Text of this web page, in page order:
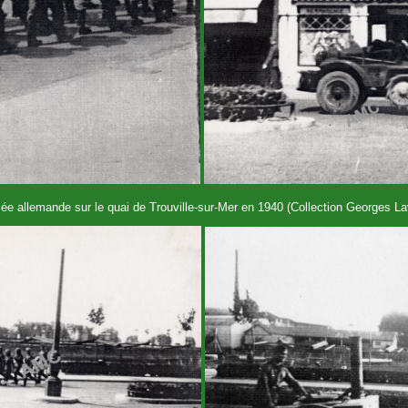
allemande sur le quai de Trouville-sur-Mer en 1940 (Collection Georges